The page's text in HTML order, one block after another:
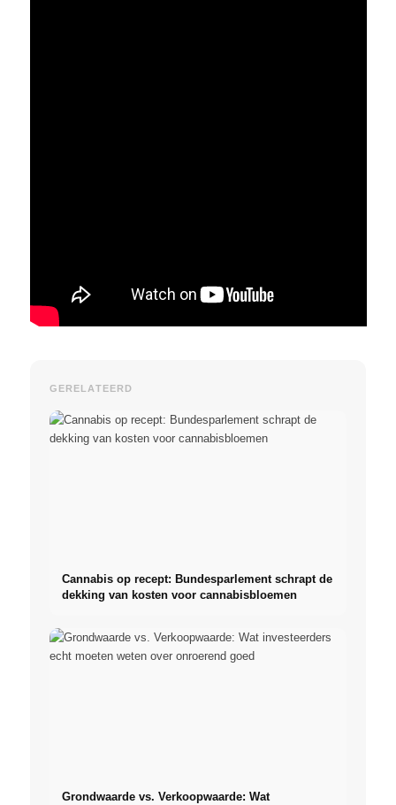
GERELATEERD
Cannabis op recept: Bundesparlement schrapt de
dekking van kosten voor cannabisbloemen
Grondwaarde vs. Verkoopwaarde: Wat